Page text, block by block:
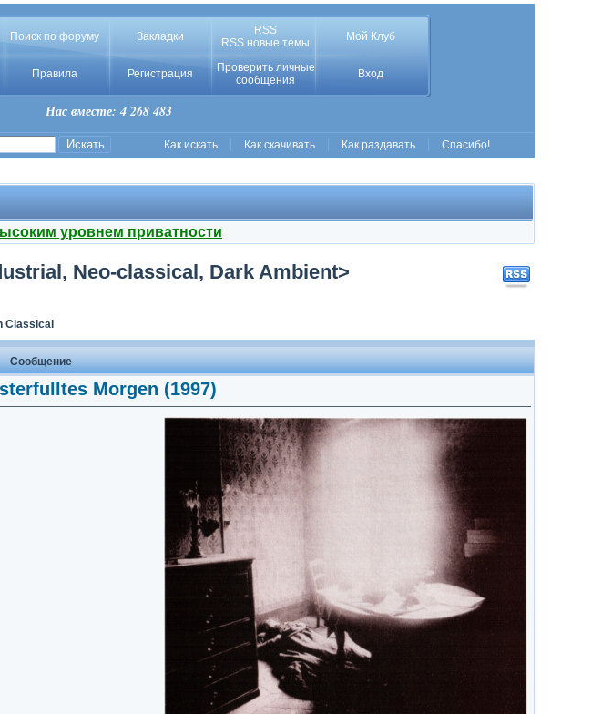
Поиск по форуму Закладки
RSS
RSS новые темы
Мой Клуб
Правила Регистрация
Проверить личные
сообщения
Вход
Нас вместе: 4 268 483
Как искать Как скачивать Как раздавать Спасибо!
уровнем приватности
Neo-classical, Dark Ambient>
Classical
Сообщение
Morgen (1997)